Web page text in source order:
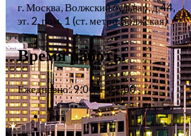
г. Москва, Волжский бульвар, д.44,
эт. 2, пом. 1 (ст. метро Волжская)
Время работы
Ежедневно: 9:00 — 22:00